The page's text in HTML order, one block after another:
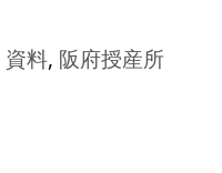
資料, 阪府授産所